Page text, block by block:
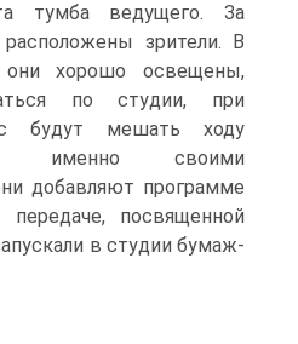
тумба ведущего. За
зрители. В
они хорошо освещены,
по студии, при
будут мешать ходу
именно своими
добавляют программе
посвященной
в студии бумаж­